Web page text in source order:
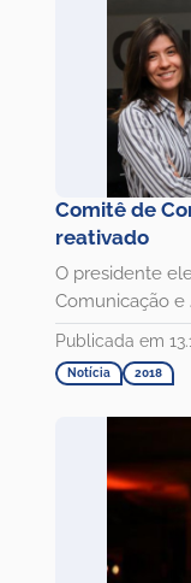
Comitê de
reativado
O presidente
Comunicação e
Souza Andrade,
Publicada em
Notícia 2018